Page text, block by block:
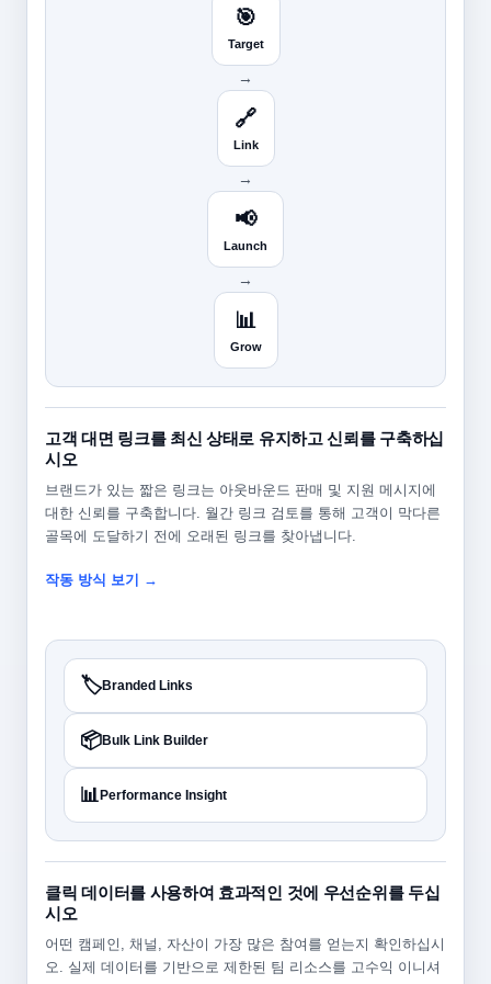
🎯
Target
→
🔗
Link
→
📢
Launch
→
📊
Grow
고객 대면 링크를 최신 상태로 유지하고 신뢰를 구축하십
시오
브랜드가 있는 짧은 링크는 아웃바운드 판매 및 지원 메시지에
대한 신뢰를 구축합니다. 월간 링크 검토를 통해 고객이 막다른
골목에 도달하기 전에 오래된 링크를 찾아냅니다.
작동 방식 보기 →
🏷️Branded Links
📦Bulk Link Builder
📊 Performance Insight
클릭 데이터를 사용하여 효과적인 것에 우선순위를 두십
시오
어떤 캠페인, 채널, 자산이 가장 많은 참여를 얻는지 확인하십시
오. 실제 데이터를 기반으로 제한된 팀 리소스를 고수익 이니셔